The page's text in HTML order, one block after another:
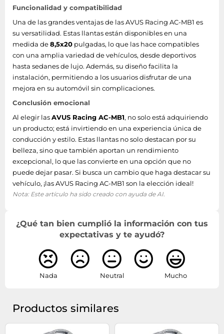
Funcionalidad y compatibilidad
Una de las grandes ventajas de las AVUS Racing AC-MB1 es
su versatilidad. Estas llantas están disponibles en una
medida de8,5x20 pulgadas, lo que las hace compatibles
con una amplia variedad de vehículos, desde deportivos
hasta sedanes de lujo. Además, su diseño facilita la
instalación, permitiendo a los usuarios disfrutar de una
mejora en su automóvil sin complicaciones.
Conclusión emocional
Al elegir lasAVUS Racing AC-MB1, no solo está adquiriendo
un producto; está invirtiendo en una experiencia única de
conducción y estilo. Estas llantas no solo destacan por su
belleza, sino que también aportan un rendimiento
excepcional, lo que las convierte en una opción que no
puede dejar pasar. Si busca un cambio que haga destacar su
vehículo, ¡las AVUS Racing AC-MB1 son la elección ideal!
Nota: Este artículo ha sido creado con ayuda de AI.
¿Qué tan bien cumplió la información con tus
expectativas y te ayudó?
Nada Neutral Mucho
Productos similares